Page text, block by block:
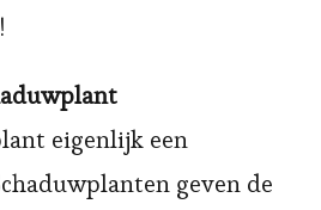
eigenlijk een
geven de